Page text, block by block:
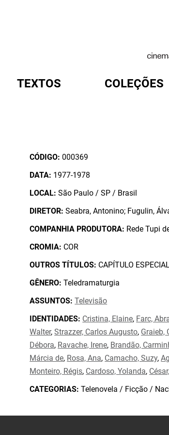
TEXTOS COLEÇÕES
CÓDIGO: 000369
DATA: 1977-1978
LOCAL: São Paulo / SP / Brasil
DIRETOR: Seabra, Antonino; Fugulin,
COMPANHIA PRODUTORA: Rede Tupi
CROMIA: COR
OUTROS TÍTULOS: CAPÍTULO
GÊNERO: Teledramaturgia
ASSUNTOS: Televisão
IDENTIDADES: Cristina, Elaine, Farc,
Walter,Strazzer, Carlos Augusto, Graieb,
Débora, Ravache, Irene, Brandão,
Márcia de, Rosa, Ana, Camacho, Suzy,
Monteiro, Régis, Cardoso, Yolanda,
CATEGORIAS: Telenovela / Ficção /